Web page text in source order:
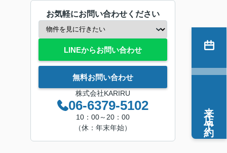
お気軽にお問い合わせください
LINEからお問い合わせ
無料お問い合わせ
株式会社KARIRU
06-6379-5102
10：00～20：00
（休：年末年始）
来店予約